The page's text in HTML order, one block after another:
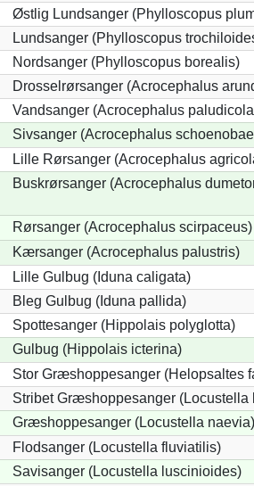
Østlig Lundsanger (Phylloscopus
Lundsanger (Phylloscopus
Nordsanger (Phylloscopus borealis)
Drosselrørsanger (Acrocephalus
Vandsanger (Acrocephalus
Sivsanger (Acrocephalus
Lille Rørsanger (Acrocephalus
Buskrørsanger (Acrocephalus
Rørsanger (Acrocephalus scirpaceus)
Kærsanger (Acrocephalus palustris)
Lille Gulbug (Iduna caligata)
Bleg Gulbug (Iduna pallida)
Spottesanger (Hippolais polyglotta)
Gulbug (Hippolais icterina)
Stor Græshoppesanger (Helopsaltes
Stribet Græshoppesanger (Locustella
Græshoppesanger (Locustella naevia)
Flodsanger (Locustella fluviatilis)
Savisanger (Locustella luscinioides)